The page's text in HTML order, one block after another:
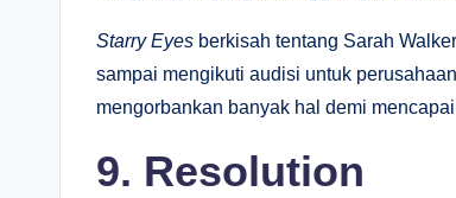
Starry Eyes berkisah tentang Sarah
sampai mengikuti audisi untuk
mengorbankan banyak hal demi
9. Resolution